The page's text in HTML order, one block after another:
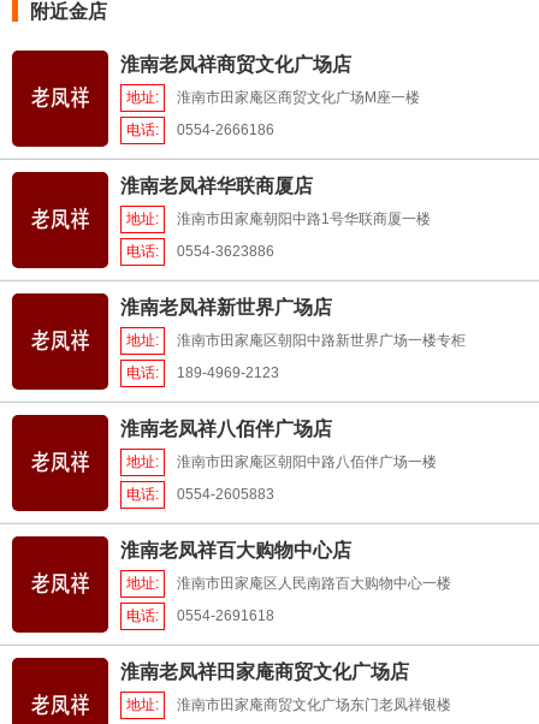
附近金店
淮南老凤祥商贸文化广场店
地址:
淮南市田家庵区商贸文化广场M座一楼
电话:
0554-2666186
淮南老凤祥华联商厦店
地址:
淮南市田家庵朝阳中路1号华联商厦一楼
电话:
0554-3623886
淮南老凤祥新世界广场店
地址:
淮南市田家庵区朝阳中路新世界广场一楼专柜
电话:
189-4969-2123
淮南老凤祥八佰伴广场店
地址:
淮南市田家庵区朝阳中路八佰伴广场一楼
电话:
0554-2605883
淮南老凤祥百大购物中心店
地址:
淮南市田家庵区人民南路百大购物中心一楼
电话:
0554-2691618
淮南老凤祥田家庵商贸文化广场店
地址:
淮南市田家庵商贸文化广场东门老凤祥银楼